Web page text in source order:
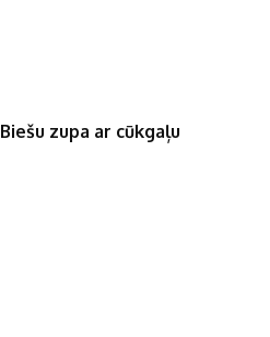
Biešu zupa ar cūkgaļu